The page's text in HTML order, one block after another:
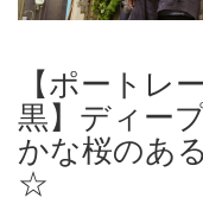
【ポートレ
黒】ディー
かな桜のあ
☆